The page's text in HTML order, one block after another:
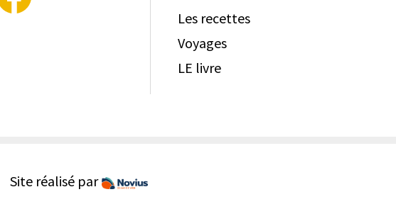
Les recettes
Voyages
LE livre
Site réalisé par